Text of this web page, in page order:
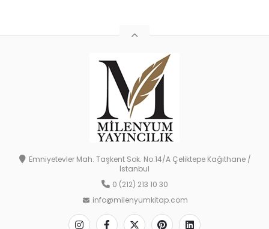
Emniyetevler Mah. Taşkent Sok. No:14/A Çeliktepe Kağıthane /
İstanbul
0 (212) 213 10 30
info@milenyumkitap.com